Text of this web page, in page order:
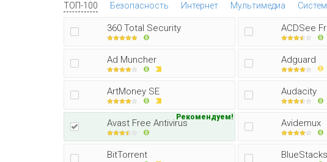
ТОП-100 Безопасность Интернет Мультимедиа
360 Total Security ACDSee
Ad Muncher Adguard
ArtMoney SE Audacity
Avast Free Antivirus
Рекомендуем!
Avidemux
BitTorrent BlueStacks